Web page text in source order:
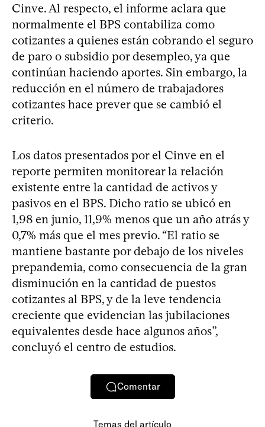
Cinve. Al respecto, el informe aclara que
normalmente el BPS contabiliza como
cotizantes a quienes están cobrando el seguro
de paro o subsidio por desempleo, ya que
continúan haciendo aportes. Sin embargo, la
reducción en el número de trabajadores
cotizantes hace prever que se cambió el
criterio.
Los datos presentados por el Cinve en el
reporte permiten monitorear la relación
existente entre la cantidad de activos y
pasivos en el BPS. Dicho ratio se ubicó en
1,98 en junio, 11,9% menos que un año atrás y
0,7% más que el mes previo. “El ratio se
mantiene bastante por debajo de los niveles
prepandemia, como consecuencia de la gran
disminución en la cantidad de puestos
cotizantes al BPS, y de la leve tendencia
creciente que evidencian las jubilaciones
equivalentes desde hace algunos años”,
concluyó el centro de estudios.
Comentar
Temas del artículo